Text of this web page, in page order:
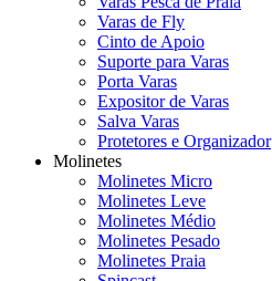
Varas de Fly
Cinto de Apoio
Suporte para Varas
Porta Varas
Expositor de Varas
Salva Varas
Protetores e Organizador
Molinetes
Molinetes Micro
Molinetes Leve
Molinetes Médio
Molinetes Pesado
Molinetes Praia